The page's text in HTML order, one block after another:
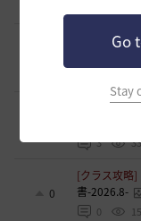
Go
Stay
[ギルド募集]
[TIP&攻略]
3
0
[クラス攻略]
書-2026.8-
0